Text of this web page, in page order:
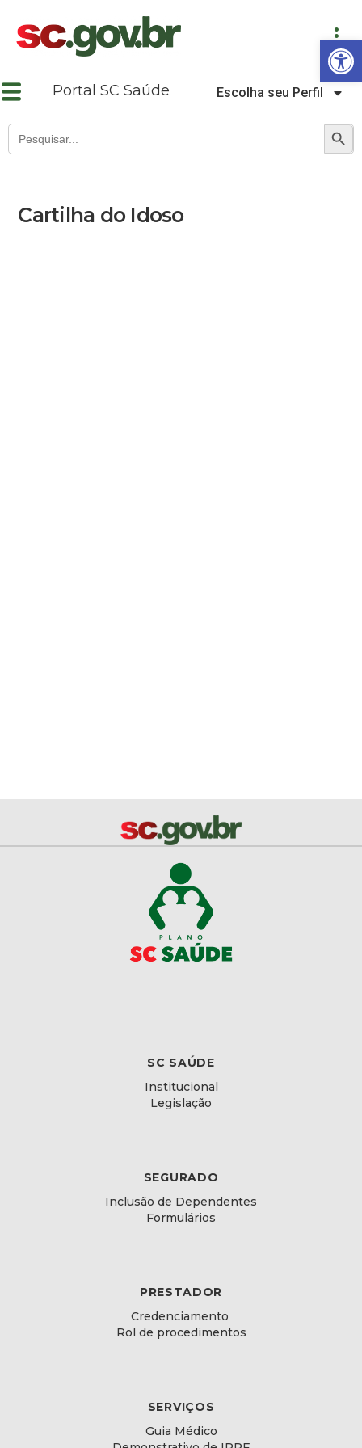
Abrir a barra de ferramentas
Portal SC Saúde Escolha seu Perfil
Search
for:
SEARCH
Cartilha do Idoso
SC SAÚDE
Institucional
Legislação
SEGURADO
Inclusão de Dependentes
Formulários
PRESTADOR
Credenciamento
Rol de procedimentos
SERVIÇOS
Guia Médico